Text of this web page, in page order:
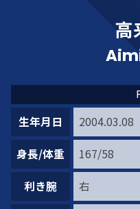
高
生年月日 2004.03.08
身長/体重 167/58
利き腕 右